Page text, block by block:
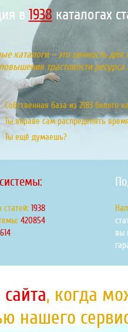
в 2133каталогах
каталоги – это ценность
трастовости
Собственная база из 2183 белого
Ты вправе сам распределять
Ты ещё думаешь?
статей: 2133
463245
676
вы
, когда
нашего